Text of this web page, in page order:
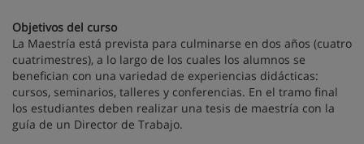
Objetivos del curso
La Maestría está prevista para culminarse en dos años (cuatro
cuatrimestres), a lo largo de los cuales los alumnos se
benefician con una variedad de experiencias didácticas:
cursos, seminarios, talleres y conferencias. En el tramo final
los estudiantes deben realizar una tesis de maestría con la
guía de un Director de Trabajo.